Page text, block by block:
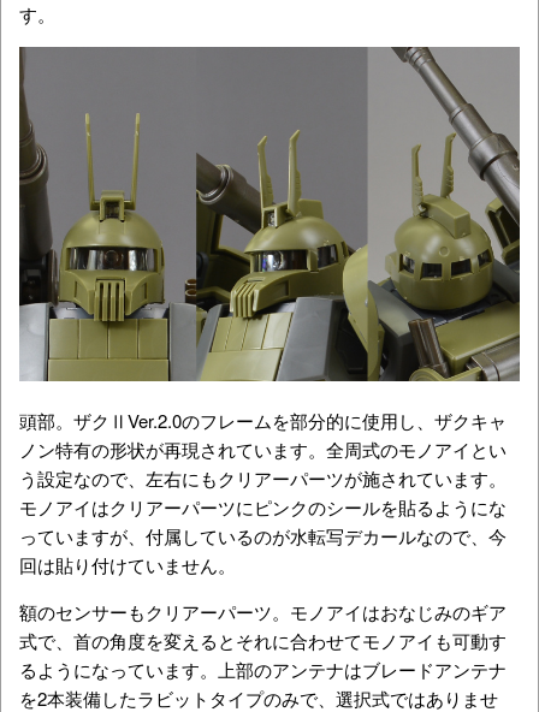
す。
頭部。ザクⅡVer.2.0のフレームを部分的に使用し、ザクキャ
ノン特有の形状が再現されています。全周式のモノアイとい
う設定なので、左右にもクリアーパーツが施されています。
モノアイはクリアーパーツにピンクのシールを貼るようにな
っていますが、付属しているのが水転写デカールなので、今
回は貼り付けていません。
額のセンサーもクリアーパーツ。モノアイはおなじみのギア
式で、首の角度を変えるとそれに合わせてモノアイも可動す
るようになっています。上部のアンテナはブレードアンテナ
を2本装備したラビットタイプのみで、選択式ではありませ